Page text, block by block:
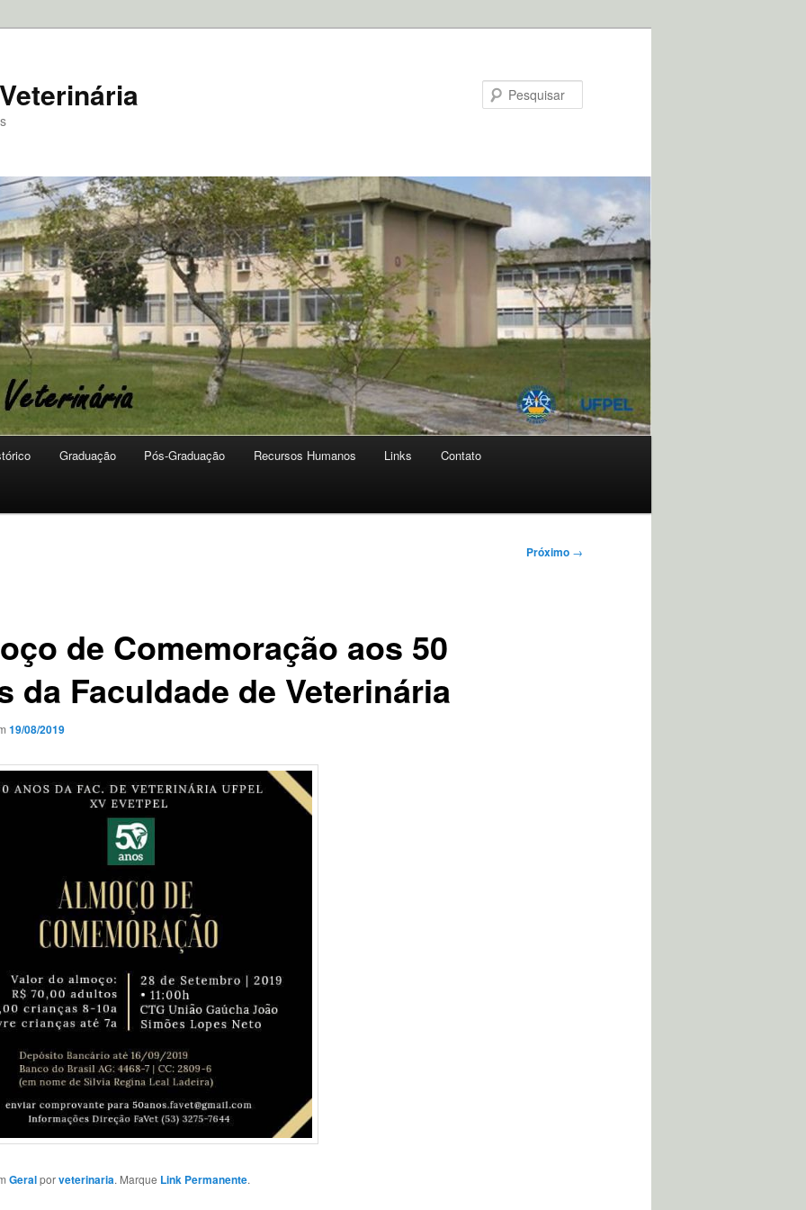
Graduação Pós-Graduação Recursos Humanos Links Contato
Próximo →
de Comemoração aos 50
da Faculdade de Veterinária
19/08/2019
Geralporveterinaria. Marque Link Permanente.